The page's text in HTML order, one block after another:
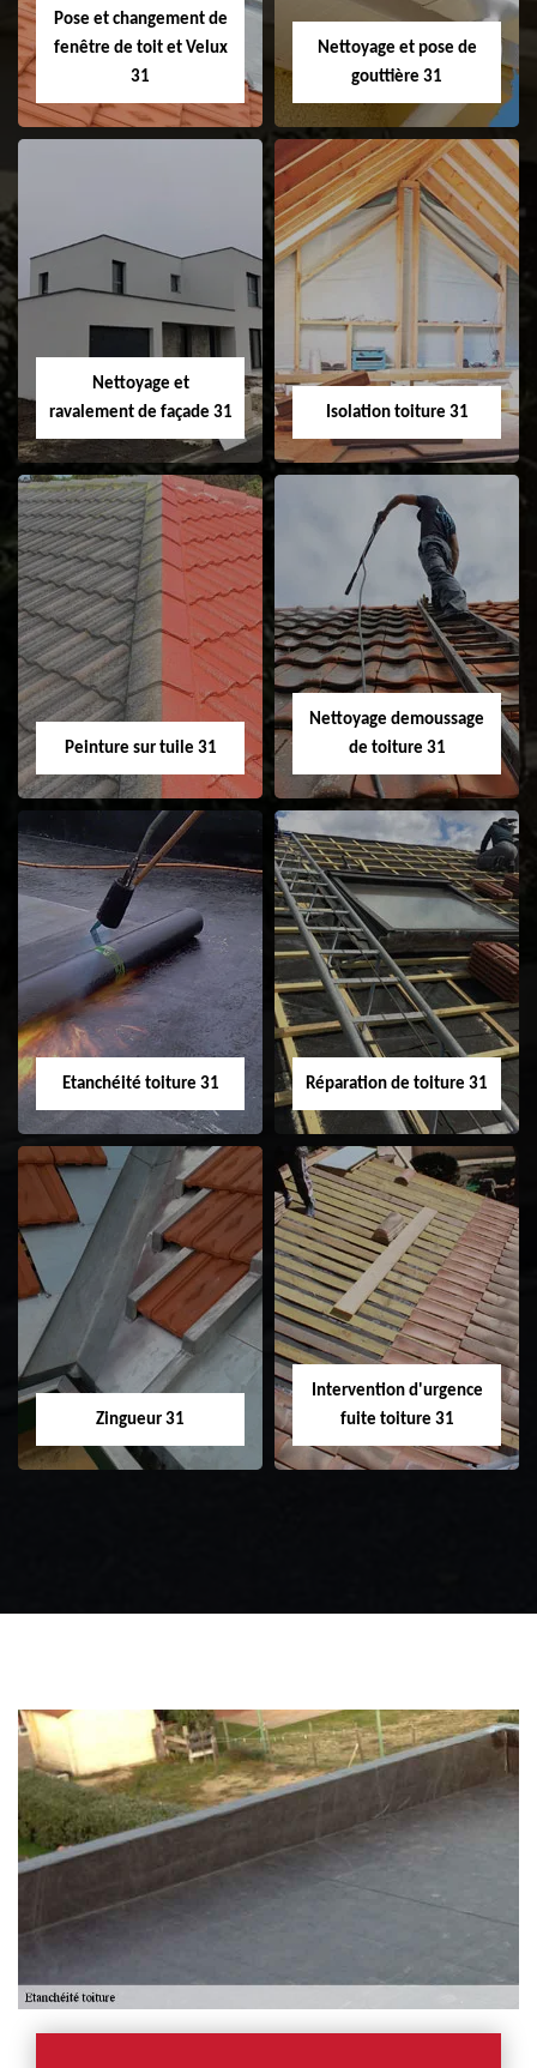
Pose et changement de
fenêtre de toit et Velux
31
Pose et
changement de
fenêtre de toit et
Velux 31
Nettoyage et pose de
gouttière 31
Nettoyage et pose
Nettoyage et
ravalement de façade 31
Nettoyage et
ravalement de
façade 31
Isolation toiture 31
Isolation toiture 31
Peinture sur tuile 31
Peinture sur tuile
31
Nettoyage demoussage
de toiture 31
Nettoyage
demoussage de
toiture 31
Etanchéité toiture 31
Etanchéité toiture
31
Réparation de toiture 31
Réparation de
toiture 31
Zingueur 31
Intervention d'urgence
fuite toiture 31